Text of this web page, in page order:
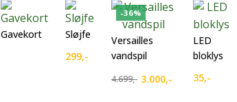
Gavekort
Sløjfe
299,-
-36%
Versailles
vandspil
4.699,-
Den
3.000,-
Den
LED
bloklys
35,-